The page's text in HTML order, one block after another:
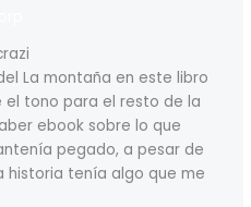
La montaña en este libro
tono para el resto de la
ebook sobre lo que
pegado, a pesar de
historia tenía algo que me